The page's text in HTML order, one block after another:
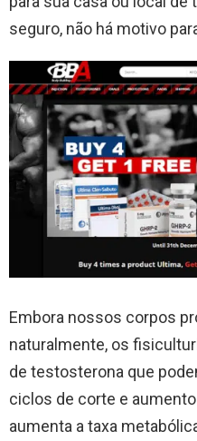
seguro, não há motivo
Embora nossos corpos
naturalmente, os
de testosterona que
ciclos de corte e
aumenta a taxa